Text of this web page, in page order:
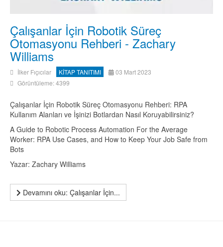
Çalışanlar İçin Robotik Süreç
Otomasyonu Rehberi - Zachary
Williams
İlker Fıçıcılar KİTAP TANITIMI
03 Mart 2023
Görüntüleme: 4399
Çalışanlar İçin Robotik Süreç Otomasyonu Rehberi: RPA
Kullanım Alanları ve İşinizi Botlardan Nasıl Koruyabilirsiniz?
A Guide to Robotic Process Automation For the Average
Worker: RPA Use Cases, and How to Keep Your Job Safe from
Bots
Yazar: Zachary Williams
Devamını oku: Çalışanlar İçin...